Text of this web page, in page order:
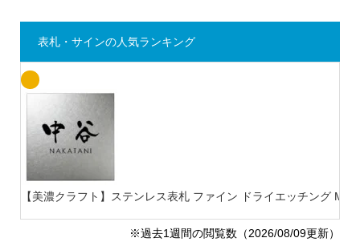
表札・サインの人気ランキング
【美濃クラフト】ステンレス表札 ファイン ドライエッチング MB-
※過去1週間の閲覧数（2026/08/09更新）